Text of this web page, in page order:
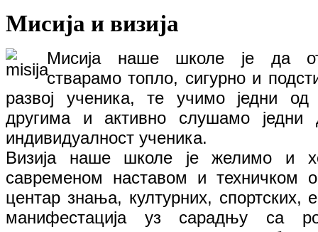
Мисија и визија
Мисија наше школе је да
стварамо топло, сигурно и
развој ученика, те учимо једни
другима и активно слушамо једни
индивидуалност ученика.
Визија наше школе је желимо и
савременом наставом и техничком
центар знања, културних, спортских,
манифестација уз сарадњу са